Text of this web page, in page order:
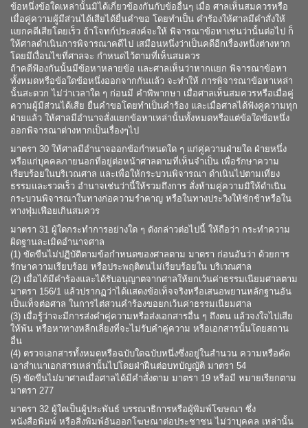
ข้อหนึ่งข้อใดเหล่านั้นมิได้เกี่ยวข้องกันกับข้ออื่นๆ เมื่อ ศาลเห็นสมควรหรือ
เมื่อคู่ความผู้มีส่วนได้เสียได้ยื่นคำขอ โดยทำเป็น คำร้องให้ศาลมีคำสั่งให้
แยกคดีเสียโดยเร็ว ถ้าโจทก์ประสงค์จะให้ พิจารณาข้อหาเช่นว่านั้นต่อไป ก็
ให้ศาลดำเนินการพิจารณาคดีไป เสมือนหนึ่งว่าเป็นคดีอีกเรื่องหนึ่งต่างหาก
โดยมีเงื่อนไขที่ศาลจะ กำหนดไว้ตามที่เห็นสมควร
ถ้าคดีฟ้องกันนั้นมีข้อหาหลายข้อ และศาลเห็นว่าหากแยก พิจารณาข้อหา
ทั้งหมดหรือข้อใดข้อหนึ่งออกจากกันแล้ว จะทำให้ การพิจารณาข้อหาเหล่า
นั้นสะดวก ไม่ว่าเวลาใด ๆ ก่อนมี คำพิพากษา เมื่อศาลเห็นสมควรหรือเมื่อคู่
ความผู้มีส่วนได้เสีย ยื่นคำขอโดยทำเป็นคำร้อง และเมื่อศาลได้ฟังคู่ความทุก
ฝ่ายแล้ว ให้ศาลมีอำนาจสั่งแยกข้อหาเหล่านั้นทั้งหมดหรือแต่ข้อใดข้อหนึ่ง
ออกพิจารณาต่างหากเป็นเรื่องๆไป
มาตรา 30 ให้ศาลมีอำนาจออกข้อกำหนดใด ๆ แก่คู่ความฝ่ายใด ฝ่ายหนึ่ง
หรือแก่บุคคลภายนอกที่อยู่ต่อหน้าศาลตามที่เห็นจำเป็น เพื่อรักษาความ
เรียบร้อยในบริเวณศาล และเพื่อให้กระบวนพิจารณา ดำเนินไปตามเที่ยง
ธรรมและรวดเร็ว อำนาจเช่นว่านี้ให้รวมถึงการ สั่งห้ามคู่ความมิให้ดำเนิน
กระบวนพิจารณาในทางก่อความรำคาญ หรือในทางประวิงให้ชักช้าหรือใน
ทางฟุ่มเฟือยเกินสมควร
มาตรา 31 ผู้ใดกระทำการอย่างใด ๆ ดังกล่าวต่อไปนี้ ให้ถือว่า กระทำความ
ผิดฐานละเมิดอำนาจศาล
(1) ขัดขืนไม่ปฏิบัติตามข้อกำหนดของศาลตาม มาตรา ก่อนอันว่า ด้วยการ
รักษาความเรียบร้อย หรือประพฤติตนไม่เรียบร้อยใน บริเวณศาล
(2) เมื่อได้มีคำร้องและได้รับอนุญาตจากศาลให้ยกเว้นค่าธรรมเนียมศาลตาม
มาตรา 156/1 แล้วปรากฏว่าได้แสดงข้อเท็จจริงหรือเสนอพยานหลักฐานอัน
เป็นเท็จต่อศาล ในการไต่สวนคำร้องขอยกเว้นค่าธรรมเนียมศาล
(3) เมื่อรู้ว่าจะมีการส่งคำคู่ความหรือส่งเอกสารอื่น ๆ ถึงตน แล้วจงใจไปเสีย
ให้พ้น หรือหาทางหลีกเลี่ยงที่จะไม่รับคำคู่ความ หรือเอกสารนั้นโดยสถาน
อื่น
(4) ตรวจเอกสารทั้งหมดหรือฉบับใดฉบับหนึ่งซึ่งอยู่ในสำนวน ความหรือคัด
เอาสำเนาเอกสารเหล่านั้นไปโดยฝ่าฝืนต่อบทบัญญัติ มาตรา 54
(5) ขัดขืนไม่มาศาลเมื่อศาลได้มีคำสั่งตาม มาตรา 19 หรือมี หมายเรียกตาม
มาตรา 277
มาตรา 32 ผู้ใดเป็นผู้ประพันธ์ บรรณาธิการหรือผู้พิมพ์โฆษณา ซึ่ง
หนังสือพิมพ์ หรือสิ่งพิมพ์อันออกโฆษณาต่อประชาชน ไม่ว่าบุคคล เหล่านั้น